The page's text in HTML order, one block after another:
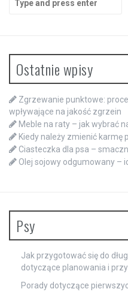
for:
Ostatnie wpisy
Zgrzewanie punktowe:
wpływające na jakość zgrzein
Meble na raty – jak wybrać
Kiedy należy zmienić karmę
Ciasteczka dla psa –
Olej sojowy odgumowany –
Psy
Jak przygotować się do
dotyczące planowania i
Porady dotyczące